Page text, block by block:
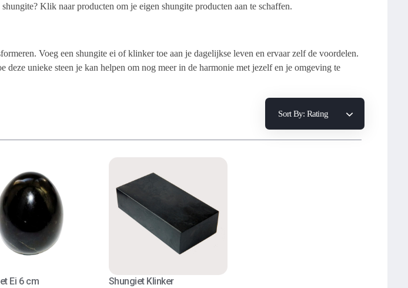
Klik naar producten om je eigen shungite producten aan te schaffen.
Voeg een shungite ei of klinker toe aan je dagelijkse leven en ervaar zelf de voordelen.
deze unieke steen je kan helpen om nog meer in de harmonie met jezelf en je omgeving te
Sort By: Rating
Ei 6 cm Shungiet Klinker